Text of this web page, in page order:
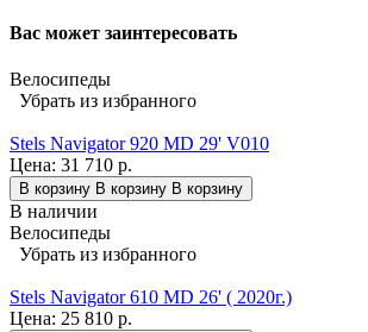
Вас может заинтересовать
Велосипеды
Убрать из избранного
Stels Navigator 920 MD 29' V010
Цена: 31 710 р.
В корзину В корзину В корзину
В наличии
Велосипеды
Убрать из избранного
Stels Navigator 610 MD 26' ( 2020г.)
Цена: 25 810 р.